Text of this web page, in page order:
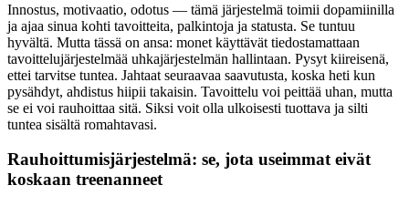
Innostus, motivaatio, odotus — tämä järjestelmä toimii dopamiinilla
ja ajaa sinua kohti tavoitteita, palkintoja ja statusta. Se tuntuu
hyvältä. Mutta tässä on ansa: monet käyttävät tiedostamattaan
tavoittelujärjestelmää uhkajärjestelmän hallintaan. Pysyt kiireisenä,
ettei tarvitse tuntea. Jahtaat seuraavaa saavutusta, koska heti kun
pysähdyt, ahdistus hiipii takaisin. Tavoittelu voi peittää uhan, mutta
se ei voi rauhoittaa sitä. Siksi voit olla ulkoisesti tuottava ja silti
tuntea sisältä romahtavasi.
Rauhoittumisjärjestelmä: se, jota useimmat eivät
koskaan treenanneet